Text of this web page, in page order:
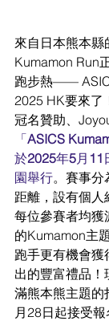
來自日本熊本縣
Kumamon Run
跑步熱——
2025 HK要來了
冠名贊助、
「ASICS
於2025年5月 11
園舉行。賽事分
距離，設有個人
每位參賽者均獲
的Kumamon主
跑手更有機會
出的豐富禮品
滿熊本熊主題的
月28日起接受